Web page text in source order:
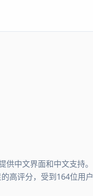
中文界面和中文支持。
高评分，受到164位用户